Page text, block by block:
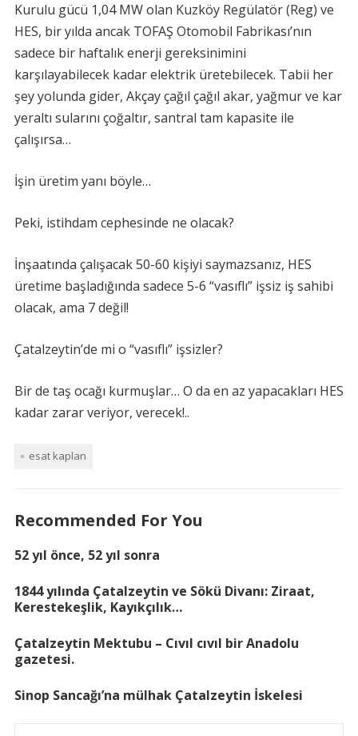
Kurulu gücü 1,04 MW olan Kuzköy Regülatör (Reg) ve
HES, bir yılda ancak TOFAŞ Otomobil Fabrikası’nın
sadece bir haftalık enerji gereksinimini
karşılayabilecek kadar elektrik üretebilecek. Tabii her
şey yolunda gider, Akçay çağıl çağıl akar, yağmur ve kar
yeraltı sularını çoğaltır, santral tam kapasite ile
çalışırsa…
İşin üretim yanı böyle…
Peki, istihdam cephesinde ne olacak?
İnşaatında çalışacak 50-60 kişiyi saymazsanız, HES
üretime başladığında sadece 5-6 “vasıflı” işsiz iş sahibi
olacak, ama 7 değil!
Çatalzeytin’de mi o “vasıflı” işsizler?
Bir de taş ocağı kurmuşlar… O da en az yapacakları HES
kadar zarar veriyor, verecek!..
esat kaplan
Recommended For You
52 yıl önce, 52 yıl sonra
1844 yılında Çatalzeytin ve Sökü Divanı: Ziraat,
Kerestekeşlik, Kayıkçılık…
Çatalzeytin Mektubu – Cıvıl cıvıl bir Anadolu
gazetesi.
Sinop Sancağı’na mülhak Çatalzeytin İskelesi